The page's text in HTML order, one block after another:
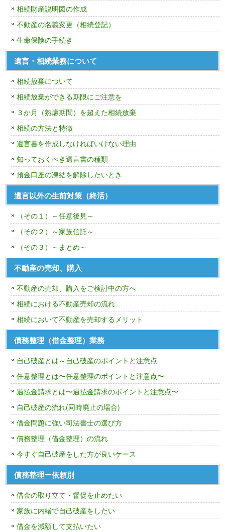
相続財産説明図の作成
不動産の名義変更（相続登記）
生命保険の手続き
遺言・相続業務について
相続放棄について
相続放棄ができる期限にご注意を
３か月（熟慮期間）を超えた相続放棄
相続の方法と特徴
遺言書を作成しなければいけない理由
知っておくべき遺言書の種類
預金口座の凍結を解除したいとき
遺言以外の生前対策（終活）
（その１）～任意後見～
（その２）～家族信託～
（その３）～まとめ～
不動産の売却、購入
不動産の売却、購入をご検討中の方へ
相続における不動産売却の流れ
相続において不動産を売却するメリット
債務整理（借金整理）業務
自己破産とは～自己破産のポイントと注意点
任意整理とは〜任意整理のポイントと注意点〜
過払金請求とは〜過払金請求のポイントと注意点〜
自己破産の流れ(同時廃止の場合)
借金問題に強い司法書士の選び方
債務整理（借金整理）の流れ
今すぐ自己破産をした方が良いケース
債務整理ー依頼別
借金の取り立て・督促を止めたい
家族に内緒で自己破産をしたい
借金を減額して支払いたい